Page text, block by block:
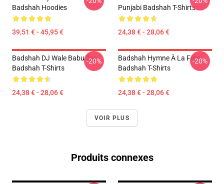
Badshah Hoodies
39,51 € - 45,95 €
Punjabi Badshah T-Shirts
24,38 € - 28,06 €
Badshah DJ Wale Babu Tee
Badshah T-Shirts
24,38 € - 28,06 €
-20%
Badshah Hymne À La Fête
Badshah T-Shirts
24,38 € - 28,06 €
-20%
VOIR PLUS
Produits connexes